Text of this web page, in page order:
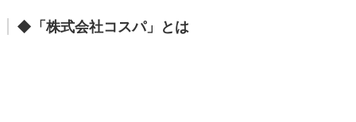
◆「株式会社コスパ」とは